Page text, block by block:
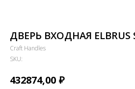
ДВЕРЬ ВХОДНАЯ ELBRUS
Craft Handles
SKU:
432874,00 ₽